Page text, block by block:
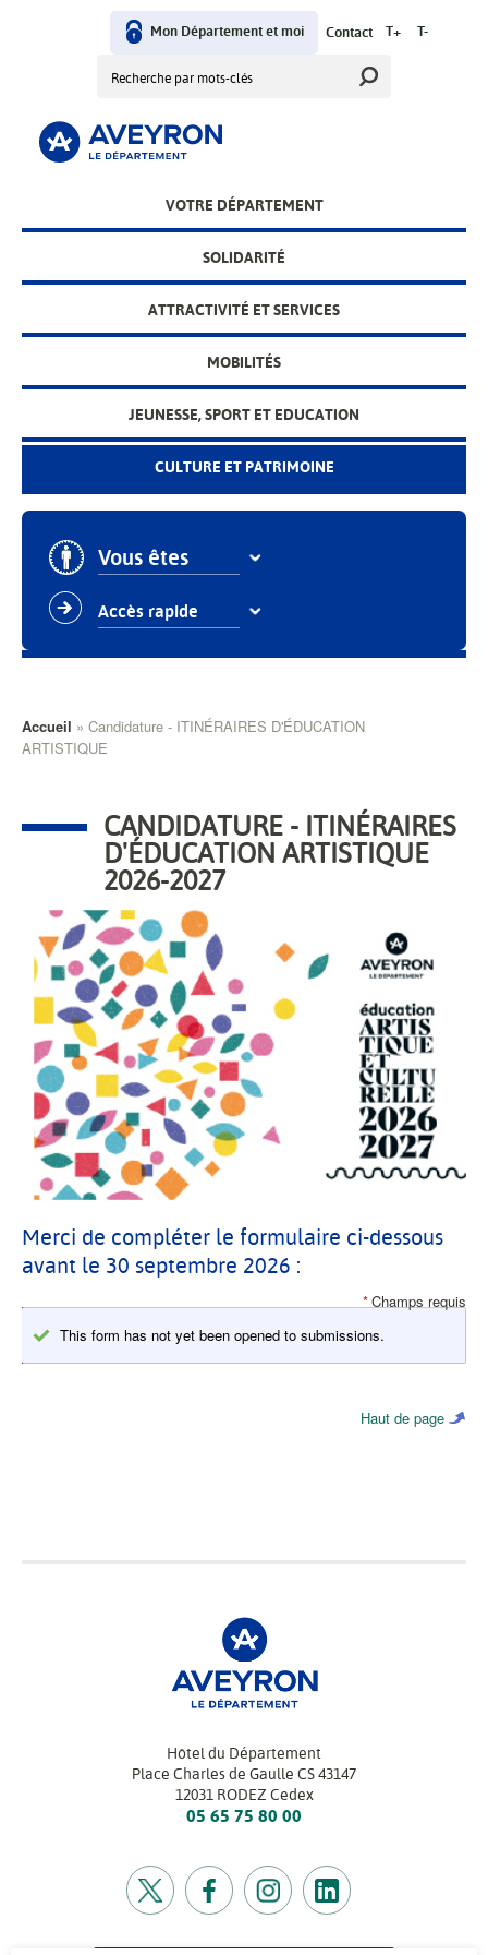
menu
Mon Département et moi Contact T+ T-
VOTRE DÉPARTEMENT
SOLIDARITÉ
ATTRACTIVITÉ ET SERVICES
MOBILITÉS
JEUNESSE, SPORT ET EDUCATION
CULTURE ET PATRIMOINE
Vous êtes
Accès rapide
Fil
Accueil
Candidature - ITINÉRAIRES D'ÉDUCATION
ARTISTIQUE
CANDIDATURE - ITINÉRAIRES
D'ÉDUCATION ARTISTIQUE
2026-2027
Merci de compléter le formulaire ci-dessous
avant le 30 septembre 2026 :
Message
This form has not yet been opened to submissions.
Haut de page
Hôtel du Département
Place Charles de Gaulle CS 43147
12031 RODEZ Cedex
05 65 75 80 00